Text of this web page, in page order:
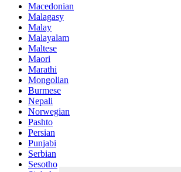
Macedonian
Malagasy
Malay
Malayalam
Maltese
Maori
Marathi
Mongolian
Burmese
Nepali
Norwegian
Pashto
Persian
Punjabi
Serbian
Sesotho